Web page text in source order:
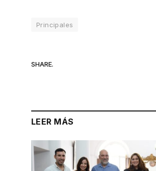
Principales
SHARE.
LEER MÁS